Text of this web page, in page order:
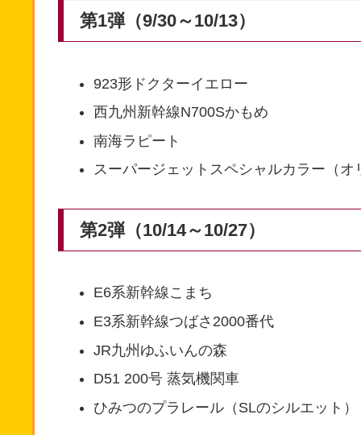
第1弾（9/30～10/13）
923形ドクターイエロー
西九州新幹線N700Sかもめ
南海ラピート
スーパージェットスペシャルカラー（オ
第2弾（10/14～10/27）
E6系新幹線こまち
E3系新幹線つばさ2000番代
JR九州ゆふいんの森
D51 200号 蒸気機関車
ひみつのプラレール（SLのシルエット）